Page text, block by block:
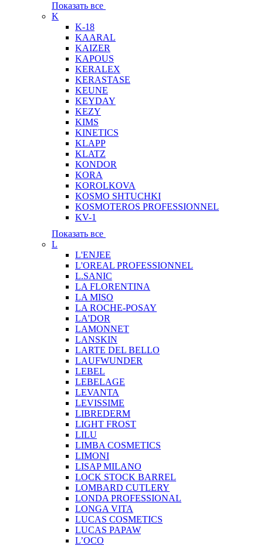
Показать все
K
K-18
KAARAL
KAIZER
KAPOUS
KERALEX
KERASTASE
KEUNE
KEYDAY
KEZY
KIMS
KINETICS
KLAPP
KLATZ
KONDOR
KORA
KOROLKOVA
KOSMO SHTUCHKI
KOSMOTEROS PROFESSIONNEL
KV-1
Показать все
L
L'ENJEE
L'OREAL PROFESSIONNEL
L.SANIC
LA FLORENTINA
LA MISO
LA ROCHE-POSAY
LA'DOR
LAMONNET
LANSKIN
LARTE DEL BELLO
LAUFWUNDER
LEBEL
LEBELAGE
LEVANTA
LEVISSIME
LIBREDERM
LIGHT FROST
LILU
LIMBA COSMETICS
LIMONI
LISAP MILANO
LOCK STOCK BARREL
LOMBARD CUTLERY
LONDA PROFESSIONAL
LONGA VITA
LUCAS COSMETICS
LUCAS PAPAW
L’OCO